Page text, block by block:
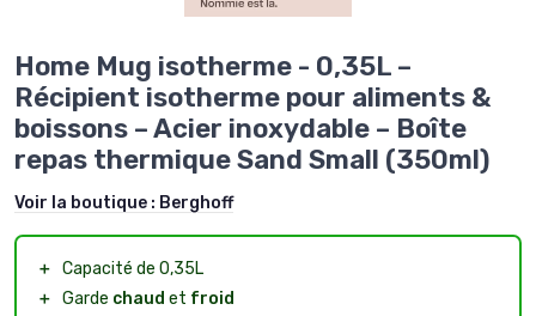
Home Mug isotherme - 0,35L –
Récipient isotherme pour aliments &
boissons – Acier inoxydable – Boîte
repas thermique Sand Small (350ml)
Voir la boutique : Berghoff
＋ Capacité de 0,35L
＋ Garde chaud et froid